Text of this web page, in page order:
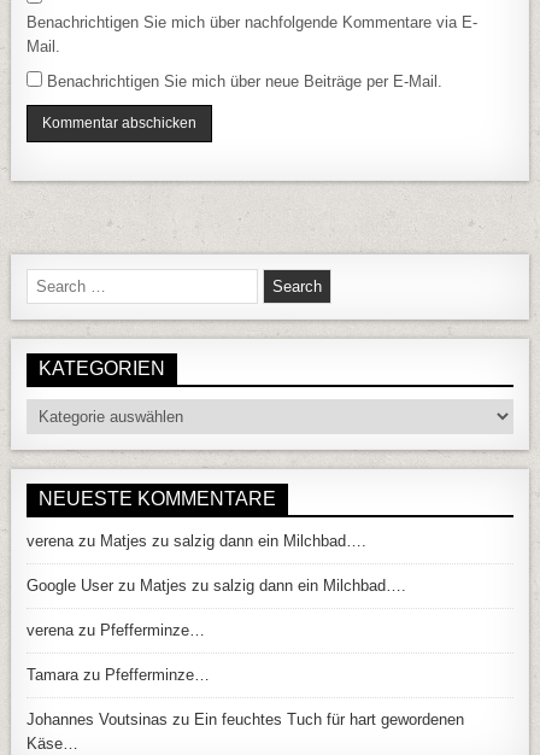
Benachrichtigen Sie mich über nachfolgende Kommentare via E-
Mail.
Benachrichtigen Sie mich über neue Beiträge per E-Mail.
Search for:
KATEGORIEN
Kategorien
NEUESTE KOMMENTARE
verenazu Matjes zu salzig dann ein Milchbad….
Google User zu Matjes zu salzig dann ein Milchbad….
verenazu Pfefferminze…
Tamarazu Pfefferminze…
Johannes Voutsinas zu Ein feuchtes Tuch für hart gewordenen
Käse…